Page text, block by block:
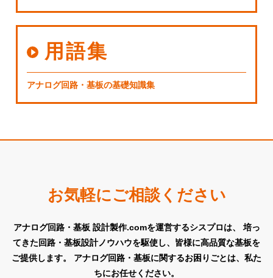
用語集
アナログ回路・基板の基礎知識集
お気軽にご相談ください
アナログ回路・基板 設計製作.comを運営するシスプロは、
培っ
てきた回路・基板設計ノウハウを駆使し、皆様に高品質な基板を
ご提供します。
アナログ回路・基板に関するお困りごとは、私た
ちにお任せください。